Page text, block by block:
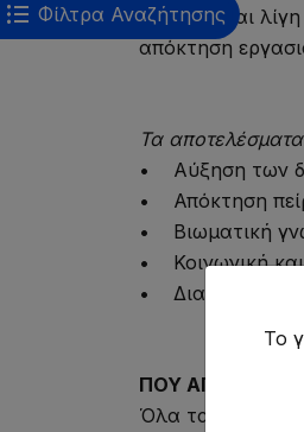
Φίλτρα Αναζήτησης
χρειάζονται
απόκτηση
Τα
• Αύξηση των
• Απόκτηση
• Βιωματική
• Κοινωνική
• Διαμονή και
ΠΟΥ
Όλα τα
Το